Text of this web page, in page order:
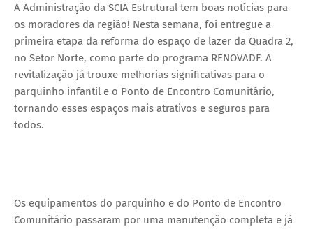
A Administração da SCIA Estrutural tem boas notícias para
os moradores da região! Nesta semana, foi entregue a
primeira etapa da reforma do espaço de lazer da Quadra 2,
no Setor Norte, como parte do programa RENOVADF. A
revitalização já trouxe melhorias significativas para o
parquinho infantil e o Ponto de Encontro Comunitário,
tornando esses espaços mais atrativos e seguros para
todos.
Os equipamentos do parquinho e do Ponto de Encontro
Comunitário passaram por uma manutenção completa e já